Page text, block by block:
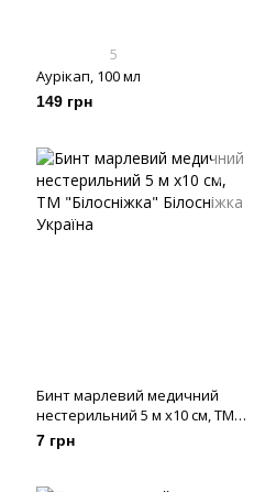
5
Аурікап, 100 мл
149 грн
Бинт марлевий медичний
нестерильний 5 м х10 см, ТМ
"Білосніжка"
7 грн